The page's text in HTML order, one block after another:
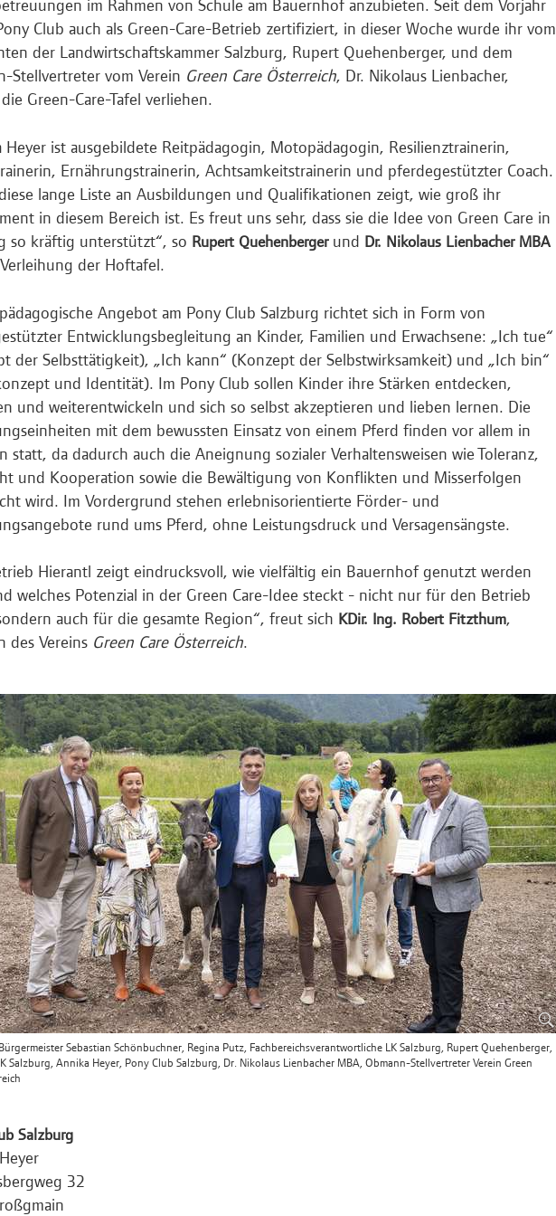
Club auch als Green-Care-Betrieb zertifiziert, in dieser Woche wurde ihr vom
der Landwirtschaftskammer Salzburg, Rupert Quehenberger, und dem
Stellvertreter vom Verein Green Care Österreich, Dr. Nikolaus Lienbacher,
Green-Care-Tafel verliehen.
Heyer ist ausgebildete Reitpädagogin, Motopädagogin, Resilienztrainerin,
Ernährungstrainerin, Achtsamkeitstrainerin und pferdegestützter Coach.
lange Liste an Ausbildungen und Qualifikationen zeigt, wie groß ihr
in diesem Bereich ist. Es freut uns sehr, dass sie die Idee von Green Care in
so kräftig unterstützt“, so Rupert Quehenbergerund Dr. Nikolaus Lienbacher MBA
der Hoftafel.
Angebot am Pony Club Salzburg richtet sich in Form von
Entwicklungsbegleitung an Kinder, Familien und Erwachsene: „Ich tue“
der Selbsttätigkeit), „Ich kann“ (Konzept der Selbstwirksamkeit) und „Ich bin“
und Identität). Im Pony Club sollen Kinder ihre Stärken entdecken,
und weiterentwickeln und sich so selbst akzeptieren und lieben lernen. Die
mit dem bewussten Einsatz von einem Pferd finden vor allem in
statt, da dadurch auch die Aneignung sozialer Verhaltensweisen wie Toleranz,
und Kooperation sowie die Bewältigung von Konflikten und Misserfolgen
wird. Im Vordergrund stehen erlebnisorientierte Förder- und
rund ums Pferd, ohne Leistungsdruck und Versagensängste.
Hierantl zeigt eindrucksvoll, wie vielfältig ein Bauernhof genutzt werden
welches Potenzial in der Green Care-Idee steckt - nicht nur für den Betrieb
auch für die gesamte Region“, freut sich KDir. Ing. Robert Fitzthum,
des Vereins Green Care Österreich.
Sebastian Schönbuchner, Regina Putz, Fachbereichsverantwortliche LK Salzburg, Rupert Quehenberger,
Salzburg, Annika Heyer, Pony Club Salzburg, Dr. Nikolaus Lienbacher MBA, Obmann-Stellvertreter Verein Green
Salzburg
32